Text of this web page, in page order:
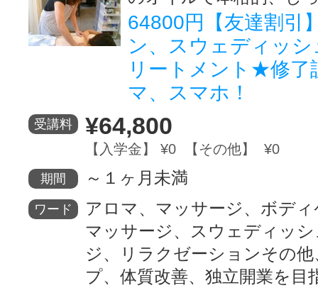
64800円【友達割引
ン、スウェディッ
リートメント★修了
マ、スマホ！
受講料 ¥64,800
【入学金】 ¥0 【その他】 ¥0
期間 ～１ヶ月未満
ワード
アロマ、マッサージ、ボデ
マッサージ、スウェディッ
ジ、リラクゼーションその
プ、体質改善、独立開業を目